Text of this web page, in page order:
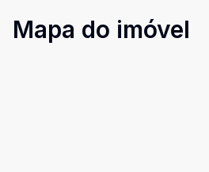
Mapa do imóvel